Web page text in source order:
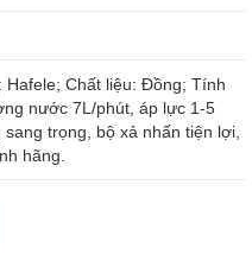
Hafele; Chất liệu: Đồng; Tính
nước 7L/phút, áp lực 1-5
trọng, bộ xả nhấn tiện lợi,
hãng.